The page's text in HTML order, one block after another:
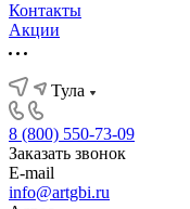
Контакты
Акции
Тула
8 (800) 550-73-09
Заказать звонок
E-mail
info@artgbi.ru